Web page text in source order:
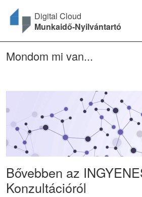
Digital Cloud
Munkaidő-Nyilvántartó
Mondom mi van...
Bővebben az
Konzultációról